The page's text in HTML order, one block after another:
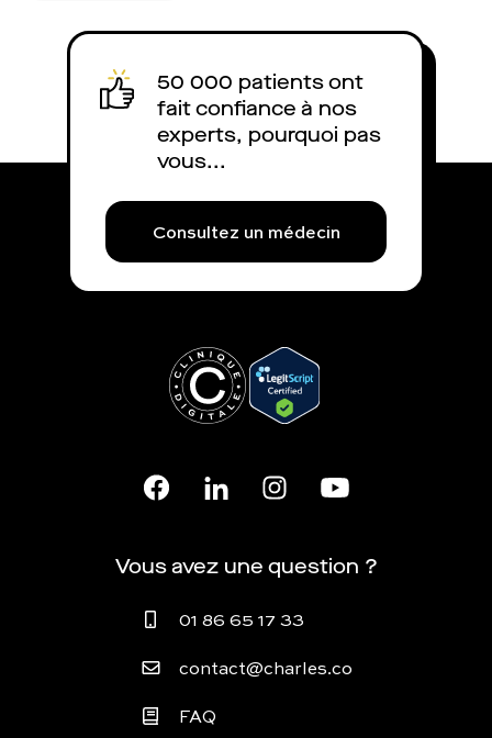
50 000 patients ont
fait confiance à nos
experts, pourquoi pas
vous...
Consultez un médecin
Vous avez une question ?
01 86 65 17 33
contact@charles.co
FAQ